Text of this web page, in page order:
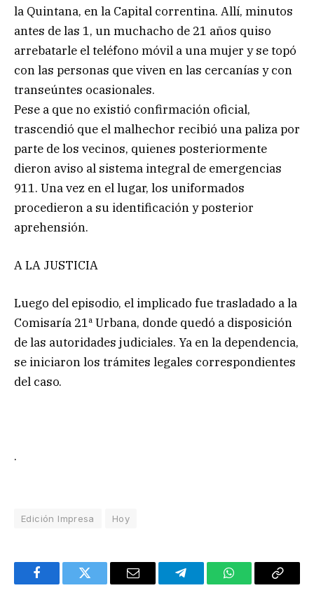
la Quintana, en la Capital correntina. Allí, minutos
antes de las 1, un muchacho de 21 años quiso
arrebatarle el teléfono móvil a una mujer y se topó
con las personas que viven en las cercanías y con
transeúntes ocasionales.
Pese a que no existió confirmación oficial,
trascendió que el malhechor recibió una paliza por
parte de los vecinos, quienes posteriormente
dieron aviso al sistema integral de emergencias
911. Una vez en el lugar, los uniformados
procedieron a su identificación y posterior
aprehensión.
A LA JUSTICIA
Luego del episodio, el implicado fue trasladado a la
Comisaría 21ª Urbana, donde quedó a disposición
de las autoridades judiciales. Ya en la dependencia,
se iniciaron los trámites legales correspondientes
del caso.
.
Edición Impresa Hoy
FacebookTwitter Email TelegramWhatsAppCopy